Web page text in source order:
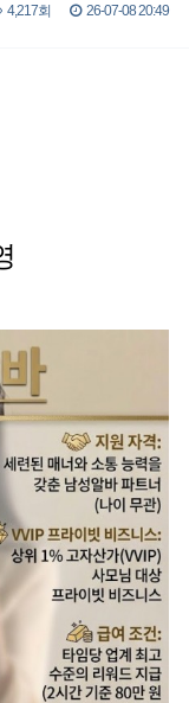
4,217회 26-07-08 20:49